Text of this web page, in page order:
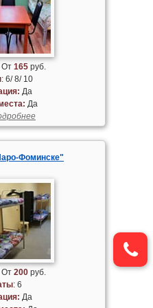
От165 руб.
: 6/ 8/ 10
Да
Да
Фоминске"
От200 руб.
: 6
Да